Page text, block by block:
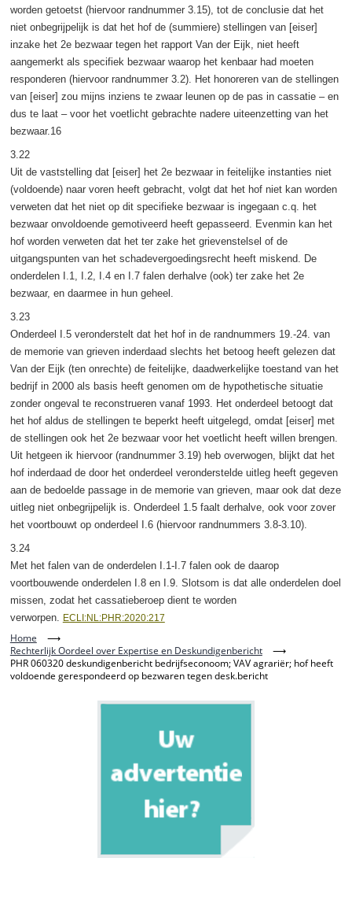
worden getoetst (hiervoor randnummer 3.15), tot de conclusie dat het
niet onbegrijpelijk is dat het hof de (summiere) stellingen van [eiser]
inzake het 2e bezwaar tegen het rapport Van der Eijk, niet heeft
aangemerkt als specifiek bezwaar waarop het kenbaar had moeten
responderen (hiervoor randnummer 3.2). Het honoreren van de stellingen
van [eiser] zou mijns inziens te zwaar leunen op de pas in cassatie – en
dus te laat – voor het voetlicht gebrachte nadere uiteenzetting van het
bezwaar.16
3.22
Uit de vaststelling dat [eiser] het 2e bezwaar in feitelijke instanties niet
(voldoende) naar voren heeft gebracht, volgt dat het hof niet kan worden
verweten dat het niet op dit specifieke bezwaar is ingegaan c.q. het
bezwaar onvoldoende gemotiveerd heeft gepasseerd. Evenmin kan het
hof worden verweten dat het ter zake het grievenstelsel of de
uitgangspunten van het schadevergoedingsrecht heeft miskend. De
onderdelen I.1, I.2, I.4 en I.7 falen derhalve (ook) ter zake het 2e
bezwaar, en daarmee in hun geheel.
3.23
Onderdeel I.5 veronderstelt dat het hof in de randnummers 19.-24. van
de memorie van grieven inderdaad slechts het betoog heeft gelezen dat
Van der Eijk (ten onrechte) de feitelijke, daadwerkelijke toestand van het
bedrijf in 2000 als basis heeft genomen om de hypothetische situatie
zonder ongeval te reconstrueren vanaf 1993. Het onderdeel betoogt dat
het hof aldus de stellingen te beperkt heeft uitgelegd, omdat [eiser] met
de stellingen ook het 2e bezwaar voor het voetlicht heeft willen brengen.
Uit hetgeen ik hiervoor (randnummer 3.19) heb overwogen, blijkt dat het
hof inderdaad de door het onderdeel veronderstelde uitleg heeft gegeven
aan de bedoelde passage in de memorie van grieven, maar ook dat deze
uitleg niet onbegrijpelijk is. Onderdeel 1.5 faalt derhalve, ook voor zover
het voortbouwt op onderdeel I.6 (hiervoor randnummers 3.8-3.10).
3.24
Met het falen van de onderdelen I.1-I.7 falen ook de daarop
voortbouwende onderdelen I.8 en I.9. Slotsom is dat alle onderdelen doel
missen, zodat het cassatieberoep dient te worden
verworpen. ECLI:NL:PHR:2020:217
Home
⟶
Rechterlijk Oordeel over Expertise en Deskundigenbericht
⟶
PHR 060320 deskundigenbericht bedrijfseconoom; VAV agrariër; hof heeft
voldoende gerespondeerd op bezwaren tegen desk.bericht